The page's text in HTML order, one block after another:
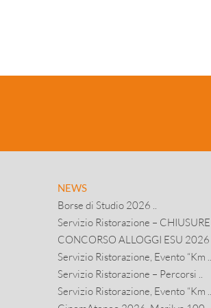
NEWS
Borse di Studio 2026 ..
Servizio Ristorazione – CHIUSURE ..
CONCORSO ALLOGGI ESU 2026 ..
Servizio Ristorazione, Evento “Km ..
Servizio Ristorazione – Percorsi ..
Servizio Ristorazione, Evento “Km ..